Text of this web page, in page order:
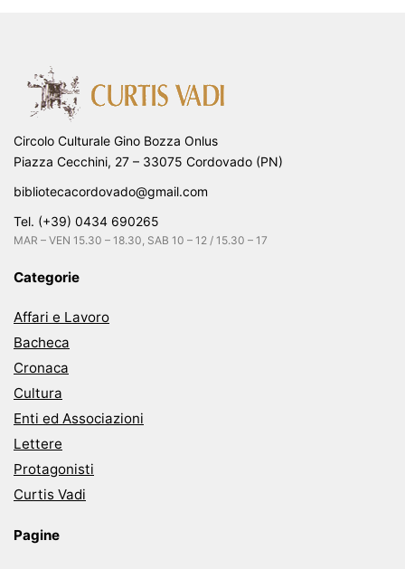
Circolo Culturale Gino Bozza Onlus
Piazza Cecchini, 27 – 33075 Cordovado (PN)
bibliotecacordovado@gmail.com
Tel. (+39) 0434 690265
MAR – VEN 15.30 – 18.30, SAB 10 – 12 / 15.30 – 17
Categorie
Affari e Lavoro
Bacheca
Cronaca
Cultura
Enti ed Associazioni
Lettere
Protagonisti
Curtis Vadi
Pagine